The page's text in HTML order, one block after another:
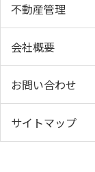
不動産管理
会社概要
お問い合わせ
サイトマップ